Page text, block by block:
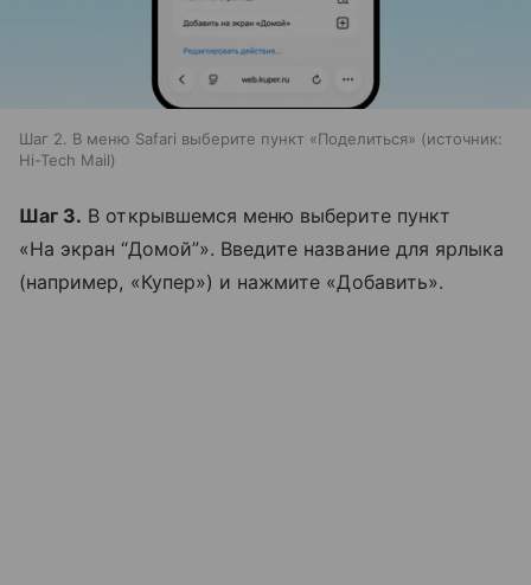
Шаг 2. В меню Safari выберите пункт «Поделиться»
источник:
Hi-Tech Mail
Шаг 3. В открывшемся меню выберите пункт
«На экран “Домой”». Введите название для ярлыка
(например, «Купер») и нажмите «Добавить».